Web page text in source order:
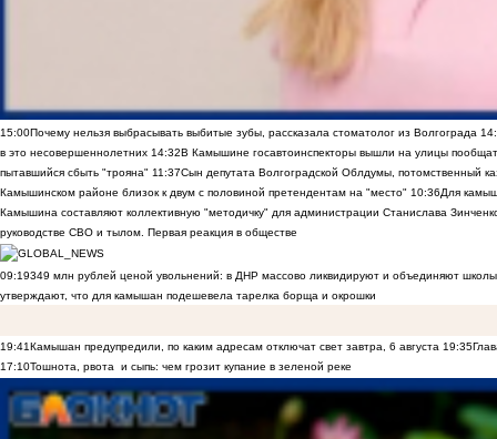
15:00Почему нельзя выбрасывать выбитые зубы, рассказала стоматолог из Волгограда
в это несовершеннолетних 14:32В Камышине госавтоинспекторы вышли на улицы
пытавшийся сбыть "трояна" 11:37Сын депутата Волгоградской Облдумы, потомственный
Камышинском районе близок к двум с половиной претендентам на "место" 10:36Для
Камышина составляют коллективную "методичку" для администрации Станислава
руководстве СВО и тылом. Первая реакция в обществе
09:19349 млн рублей ценой увольнений: в ДНР массово ликвидируют и объединяют
утверждают, что для камышан подешевела тарелка борща и окрошки
19:41Камышан предупредили, по каким адресам отключат свет завтра, 6 августа 19:35
17:10Тошнота, рвота и сыпь: чем грозит купание в зеленой реке